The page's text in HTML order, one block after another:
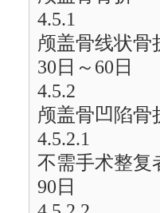
4.5.1
颅盖骨线状骨
30日～60日
4.5.2
颅盖骨凹陷骨
4.5.2.1
不需手术整复
90日